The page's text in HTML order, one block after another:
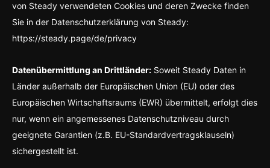
von Steady verwendeten Cookies und deren Zwecke finden
Sie in der Datenschutzerklärung von Steady:
https://steady.page/de/privacy
Datenübermittlung an Drittländer: Soweit Steady Daten in
Länder außerhalb der Europäischen Union (EU) oder des
Europäischen Wirtschaftsraums (EWR) übermittelt, erfolgt dies
nur, wenn ein angemessenes Datenschutzniveau durch
geeignete Garantien (z.B. EU-Standardvertragsklauseln)
sichergestellt ist.